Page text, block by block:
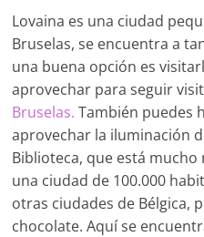
con
rutas
y
senderos
para
escapadas
de
fin
de
semana.
Lovaina es una ciudad
Bruselas, se encuentra a
una buena opción es
aprovechar para seguir
Bruselas. También puedes
aprovechar la iluminación
Biblioteca, que está
una ciudad de 100.000
otras ciudades de Bélgica,
chocolate. Aquí se